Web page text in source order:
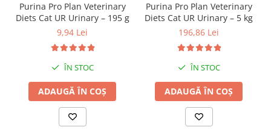
Purina Pro Plan Veterinary
Diets Cat UR Urinary – 195 g
9,94 Lei
ÎN STOC
ADAUGĂ ÎN COȘ
Purina Pro Plan Veterinary
Diets Cat UR Urinary – 5 kg
196,86 Lei
ÎN STOC
ADAUGĂ ÎN COȘ